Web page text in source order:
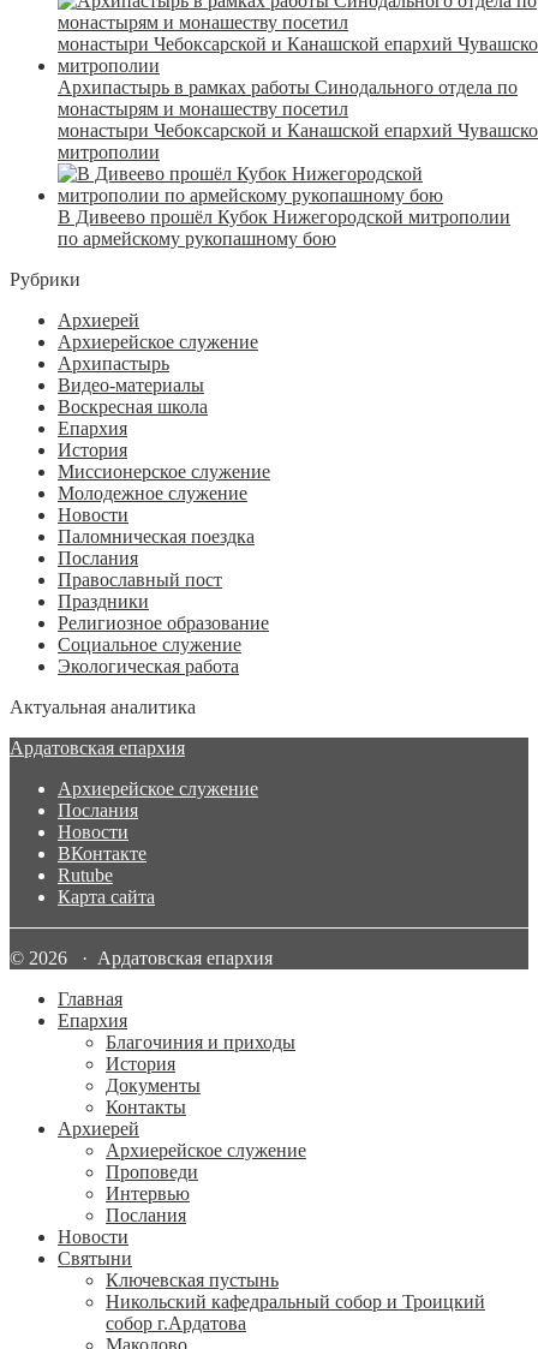
Архипастырь в рамках работы Синодального отдела по
монастырям и монашеству посетил
монастыри Чебоксарской и Канашской епархий
митрополии
В Дивеево прошёл Кубок Нижегородской митрополии
по армейскому рукопашному бою
Рубрики
Архиерей
Архиерейское служение
Архипастырь
Видео-материалы
Воскресная школа
Епархия
История
Миссионерское служение
Молодежное служение
Новости
Паломническая поездка
Послания
Православный пост
Праздники
Религиозное образование
Социальное служение
Экологическая работа
Актуальная аналитика
Ардатовская епархия
Архиерейское служение
Послания
Новости
ВКонтакте
Rutube
Карта сайта
© 2026 · Ардатовская епархия
Главная
Епархия
Благочиния и приходы
История
Документы
Контакты
Архиерей
Архиерейское служение
Проповеди
Интервью
Послания
Новости
Святыни
Ключевская пустынь
Никольский кафедральный собор и Троицкий
собор г.Ардатова
Маколово